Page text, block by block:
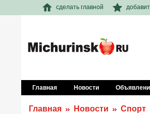
сделать главной
Главная Новости
Главная Новости Спорт